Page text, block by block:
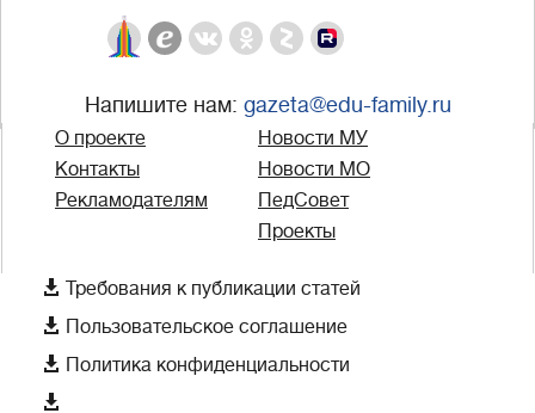
Напишите нам: gazeta@edu-family.ru
О проекте
Контакты
Рекламодателям
Новости МУ
Новости МО
ПедСовет
Проекты
 Требования к публикации статей
 Пользовательское соглашение
 Политика конфиденциальности
